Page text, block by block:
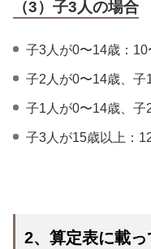
（3）子3人の場合
子3人が0〜14歳：10
子2人が0〜14歳、子
子1人が0〜14歳、子
子3人が15歳以上：
2、算定表に載